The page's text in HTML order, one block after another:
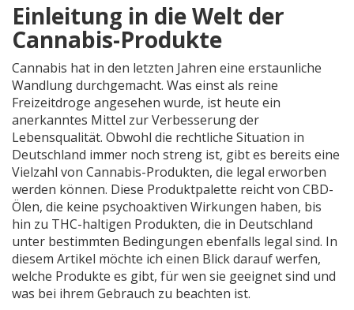
Einleitung in die Welt der
Cannabis-Produkte
Cannabis hat in den letzten Jahren eine erstaunliche
Wandlung durchgemacht. Was einst als reine
Freizeitdroge angesehen wurde, ist heute ein
anerkanntes Mittel zur Verbesserung der
Lebensqualität. Obwohl die rechtliche Situation in
Deutschland immer noch streng ist, gibt es bereits eine
Vielzahl von Cannabis-Produkten, die legal erworben
werden können. Diese Produktpalette reicht von CBD-
Ölen, die keine psychoaktiven Wirkungen haben, bis
hin zu THC-haltigen Produkten, die in Deutschland
unter bestimmten Bedingungen ebenfalls legal sind. In
diesem Artikel möchte ich einen Blick darauf werfen,
welche Produkte es gibt, für wen sie geeignet sind und
was bei ihrem Gebrauch zu beachten ist.